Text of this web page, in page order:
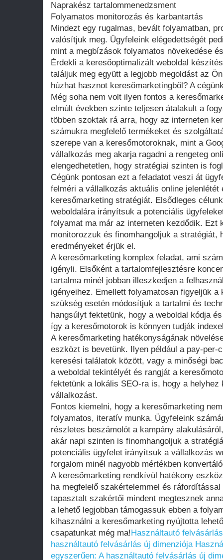
Naprakész tartalommenedzsment
Folyamatos monitorozás és karbantartás
Mindezt egy rugalmas, bevált folyamatban,
valósítjuk meg. Ügyfeleink elégedettségét
mint a megbízások folyamatos növekedése
Érdekli a keresőoptimalizált weboldal
találjuk meg együtt a legjobb megoldást az
húzhat hasznot keresőmarketingből? A
Még soha nem volt ilyen fontos a
elmúlt években szinte teljesen átalakult a
többen szoktak rá arra, hogy az interneten
számukra megfelelő termékeket és
szerepe van a keresőmotoroknak, mint a
vállalkozás meg akarja ragadni a rengeteg
elengedhetetlen, hogy stratégiai szinten is
Cégünk pontosan ezt a feladatot veszi át
felméri a vállalkozás aktuális online jelenlétét
keresőmarketing stratégiát. Elsődleges
weboldalára irányítsuk a potenciális
folyamat ma már az interneten kezdődik. Ezt
monitorozzuk és finomhangoljuk a stratégiát,
eredményeket érjük el.
A keresőmarketing komplex feladat, ami
igényli. Elsőként a tartalomfejlesztésre
tartalma minél jobban illeszkedjen a
igényeihez. Emellett folyamatosan figyeljük
szükség esetén módosítjuk a tartalmi és
hangsúlyt fektetünk, hogy a weboldal kódja
így a keresőmotorok is könnyen tudják
A keresőmarketing hatékonyságának
eszközt is bevetünk. Ilyen például a pay-per-
keresési találatok között, vagy a minőségi
a weboldal tekintélyét és rangját a
fektetünk a lokális SEO-ra is, hogy a
vállalkozást.
Fontos kiemelni, hogy a keresőmarketing
folyamatos, iteratív munka. Ügyfeleink
részletes beszámolót a kampány
akár napi szinten is finomhangoljuk a
potenciális ügyfelet irányítsuk a vállalkozás
forgalom minél nagyobb mértékben
A keresőmarketing rendkívül hatékony
ha megfelelő szakértelemmel és
tapasztalt szakértői mindent megtesznek
a lehető legjobban támogassuk ebben a
kihasználni a keresőmarketing nyújtotta
csapatunkat még ma!Használtautó
használtautó felvásárlás új dimenziója
egyszerűen: A használtautó felvásárlás új